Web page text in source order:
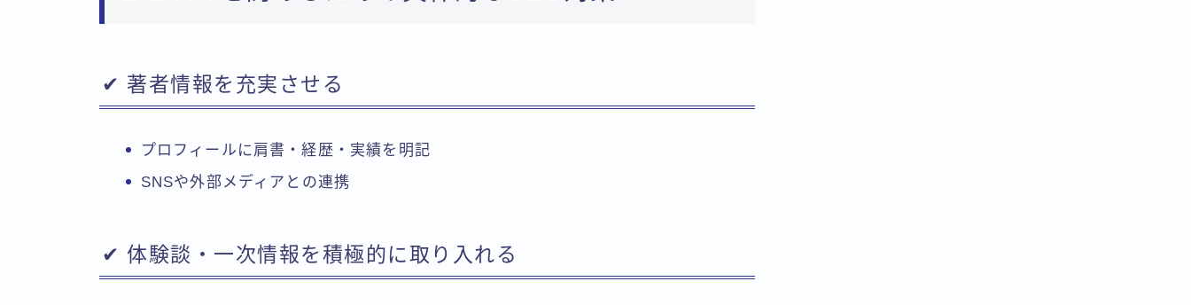
✔ 著者情報を充実させる
プロフィールに肩書・経歴・実績を明記
SNSや外部メディアとの連携
✔ 体験談・一次情報を積極的に取り入れる